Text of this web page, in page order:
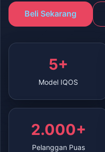
Beli Sekarang
5+
Model IQOS
2.000+
Pelanggan Puas